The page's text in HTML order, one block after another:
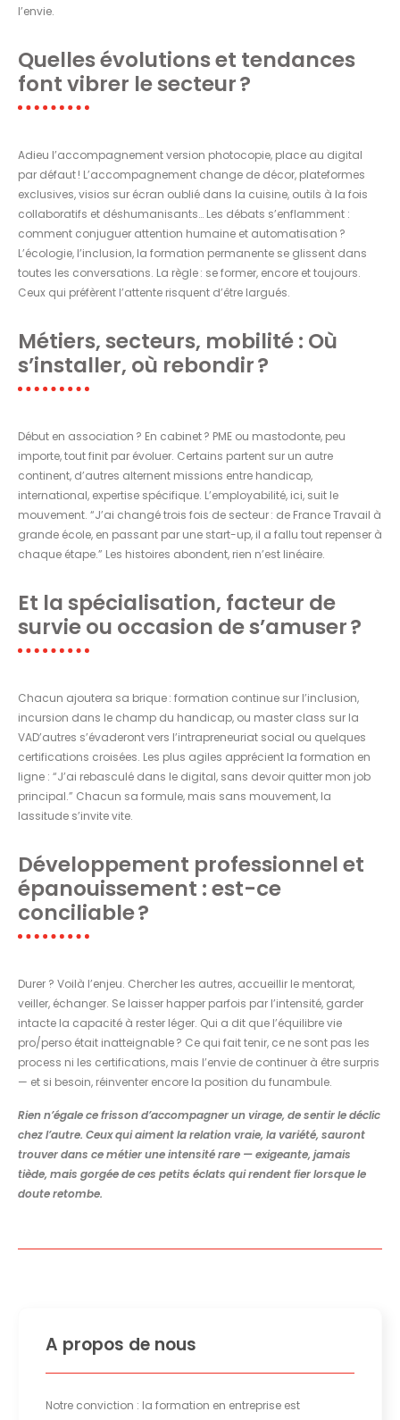
l’envie.
Quelles évolutions et tendances
font vibrer le secteur ?
Adieu l’accompagnement version photocopie, place au digital
par défaut ! L’accompagnement change de décor, plateformes
exclusives, visios sur écran oublié dans la cuisine, outils à la fois
collaboratifs et déshumanisants… Les débats s’enflamment :
comment conjuguer attention humaine et automatisation ?
L’écologie, l’inclusion, la formation permanente se glissent dans
toutes les conversations. La règle : se former, encore et toujours.
Ceux qui préfèrent l’attente risquent d’être largués.
Métiers, secteurs, mobilité : Où
s’installer, où rebondir ?
Début en association ? En cabinet ? PME ou mastodonte, peu
importe, tout finit par évoluer. Certains partent sur un autre
continent, d’autres alternent missions entre handicap,
international, expertise spécifique. L’employabilité, ici, suit le
mouvement. “J’ai changé trois fois de secteur : de France Travail à
grande école, en passant par une start-up, il a fallu tout repenser à
chaque étape.” Les histoires abondent, rien n’est linéaire.
Et la spécialisation, facteur de
survie ou occasion de s’amuser ?
Chacun ajoutera sa brique : formation continue sur l’inclusion,
incursion dans le champ du handicap, ou master class sur la
VAD’autres s’évaderont vers l’intrapreneuriat social ou quelques
certifications croisées. Les plus agiles apprécient la formation en
ligne : “J’ai rebasculé dans le digital, sans devoir quitter mon job
principal.” Chacun sa formule, mais sans mouvement, la
lassitude s’invite vite.
Développement professionnel et
épanouissement : est-ce
conciliable ?
Durer ? Voilà l’enjeu. Chercher les autres, accueillir le mentorat,
veiller, échanger. Se laisser happer parfois par l’intensité, garder
intacte la capacité à rester léger. Qui a dit que l’équilibre vie
pro/perso était inatteignable ? Ce qui fait tenir, ce ne sont pas les
process ni les certifications, mais l’envie de continuer à être surpris
— et si besoin, réinventer encore la position du funambule.
Rien n’égale ce frisson d’accompagner un virage, de sentir le déclic
chez l’autre. Ceux qui aiment la relation vraie, la variété, sauront
trouver dans ce métier une intensité rare — exigeante, jamais
tiède, mais gorgée de ces petits éclats qui rendent fier lorsque le
doute retombe.
A propos de nous
Notre conviction : la formation en entreprise est